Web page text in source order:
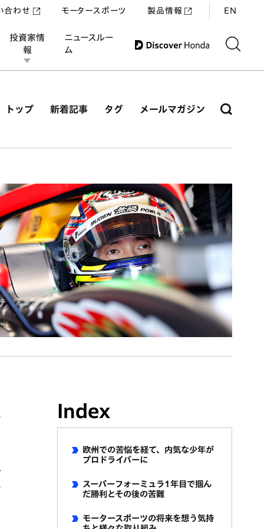
投資家情
報
ニュースルー
ム
合わせ モータースポーツ 製品情報 EN
トップ 新着記事 タグ メールマガジン
Index
欧州での苦悩を経て、内気な少年が
プロドライバーに
スーパーフォーミュラ1年目で掴ん
だ勝利とその後の苦難
モータースポーツの将来を想う気持